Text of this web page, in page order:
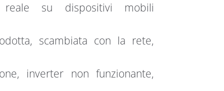
su dispositivi mobili
scambiata con la rete,
inverter non funzionante,